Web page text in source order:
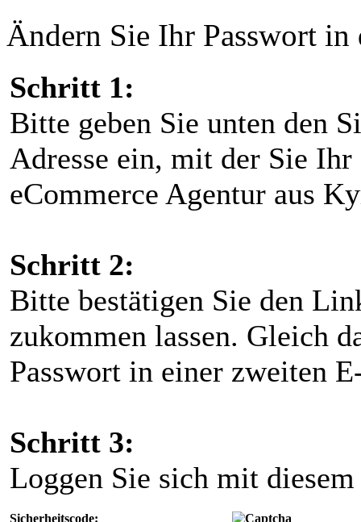
Ändern Sie Ihr Passwort
Schritt 1:
Bitte geben Sie unten den
Adresse ein, mit der Sie
eCommerce Agentur aus
Schritt 2:
Bitte bestätigen Sie den
zukommen lassen. Gleich
Passwort in einer zweiten
Schritt 3:
Loggen Sie sich mit
Sicherheitscode: